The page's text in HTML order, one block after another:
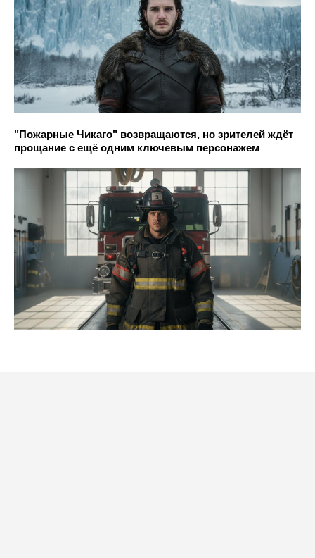
"Пожарные Чикаго" возвращаются, но зрителей ждёт
прощание с ещё одним ключевым персонажем